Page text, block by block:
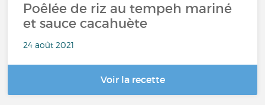
Poêlée de riz au tempeh mariné
et sauce cacahuète
24 août 2021
Voir la recette